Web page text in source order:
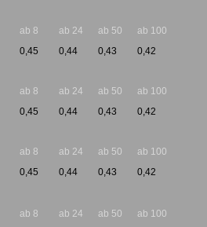
ab 8
0,45
ab 24
0,44
ab 50
0,43
ab 100
0,42
ab 8
0,45
ab 24
0,44
ab 50
0,43
ab 100
0,42
ab 8
0,45
ab 24
0,44
ab 50
0,43
ab 100
0,42
ab 8
ab 24
ab 50
ab 100